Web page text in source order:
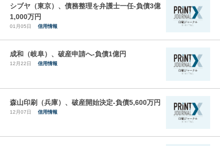
シブヤ（東京）、債務整理を弁護士一任-負債3億
1,000万円
01月05日 信用情報
成和（岐阜）、破産申請へ-負債1億円
12月22日 信用情報
森山印刷（兵庫）、破産開始決定-負債5,600万円
12月07日 信用情報